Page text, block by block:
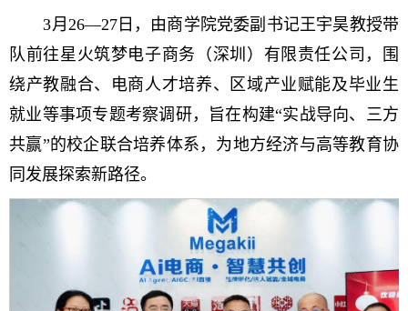
3月26—27日，由商学院党委副书记王宇昊教授带
队前往星火筑梦电子商务（深圳）有限责任公司，围
绕产教融合、电商人才培养、区域产业赋能及毕业生
就业等事项专题考察调研，旨在构建“实战导向、三方
共赢”的校企联合培养体系，为地方经济与高等教育协
同发展探索新路径。